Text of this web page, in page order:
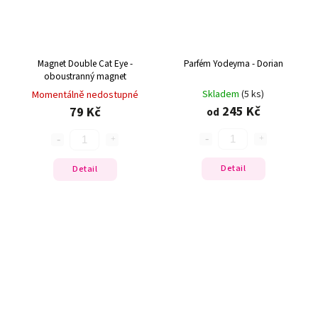
Magnet Double Cat Eye -
oboustranný magnet
Momentálně nedostupné
79 Kč
Detail
Parfém Yodeyma - Dorian
Skladem (5 ks)
od 245 Kč
Detail